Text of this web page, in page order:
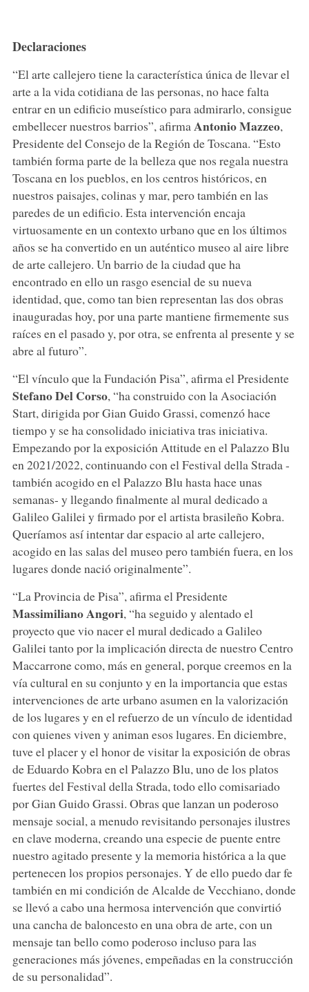
Declaraciones
“El arte callejero tiene la característica única de llevar el
arte a la vida cotidiana de las personas, no hace falta
entrar en un edificio museístico para admirarlo, consigue
embellecer nuestros barrios”, afirma Antonio Mazzeo,
Presidente del Consejo de la Región de Toscana. “Esto
también forma parte de la belleza que nos regala nuestra
Toscana en los pueblos, en los centros históricos, en
nuestros paisajes, colinas y mar, pero también en las
paredes de un edificio. Esta intervención encaja
virtuosamente en un contexto urbano que en los últimos
años se ha convertido en un auténtico museo al aire libre
de arte callejero. Un barrio de la ciudad que ha
encontrado en ello un rasgo esencial de su nueva
identidad, que, como tan bien representan las dos obras
inauguradas hoy, por una parte mantiene firmemente sus
raíces en el pasado y, por otra, se enfrenta al presente y se
abre al futuro”.
“El vínculo que la Fundación Pisa”, afirma el Presidente
Stefano Del Corso, “ha construido con la Asociación
Start, dirigida por Gian Guido Grassi, comenzó hace
tiempo y se ha consolidado iniciativa tras iniciativa.
Empezando por la exposición Attitude en el Palazzo Blu
en 2021/2022, continuando con el Festival della Strada -
también acogido en el Palazzo Blu hasta hace unas
semanas- y llegando finalmente al mural dedicado a
Galileo Galilei y firmado por el artista brasileño Kobra.
Queríamos así intentar dar espacio al arte callejero,
acogido en las salas del museo pero también fuera, en los
lugares donde nació originalmente”.
“La Provincia de Pisa”, afirma el Presidente
Massimiliano Angori, “ha seguido y alentado el
proyecto que vio nacer el mural dedicado a Galileo
Galilei tanto por la implicación directa de nuestro Centro
Maccarrone como, más en general, porque creemos en la
vía cultural en su conjunto y en la importancia que estas
intervenciones de arte urbano asumen en la valorización
de los lugares y en el refuerzo de un vínculo de identidad
con quienes viven y animan esos lugares. En diciembre,
tuve el placer y el honor de visitar la exposición de obras
de Eduardo Kobra en el Palazzo Blu, uno de los platos
fuertes del Festival della Strada, todo ello comisariado
por Gian Guido Grassi. Obras que lanzan un poderoso
mensaje social, a menudo revisitando personajes ilustres
en clave moderna, creando una especie de puente entre
nuestro agitado presente y la memoria histórica a la que
pertenecen los propios personajes. Y de ello puedo dar fe
también en mi condición de Alcalde de Vecchiano, donde
se llevó a cabo una hermosa intervención que convirtió
una cancha de baloncesto en una obra de arte, con un
mensaje tan bello como poderoso incluso para las
generaciones más jóvenes, empeñadas en la construcción
de su personalidad”.